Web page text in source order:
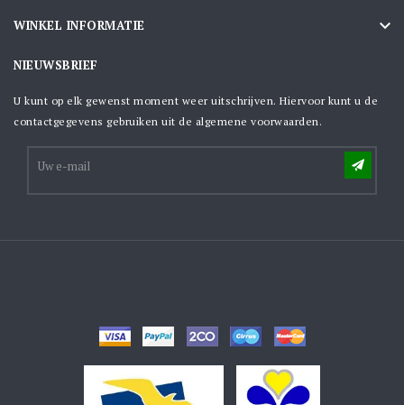
WINKEL INFORMATIE 
NIEUWSBRIEF
U kunt op elk gewenst moment weer uitschrijven. Hiervoor kunt u de
contactgegevens gebruiken uit de algemene voorwaarden.